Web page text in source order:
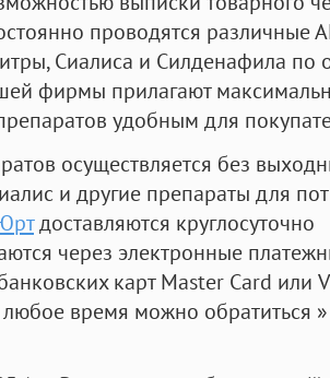
проводятся
Сиалиса и Силденафила по
фирмы прилагают
удобным для
осуществляется без
и другие препараты для
доставляются круглосуточно
через электронные
карт Master Card или
любое время можно обратиться